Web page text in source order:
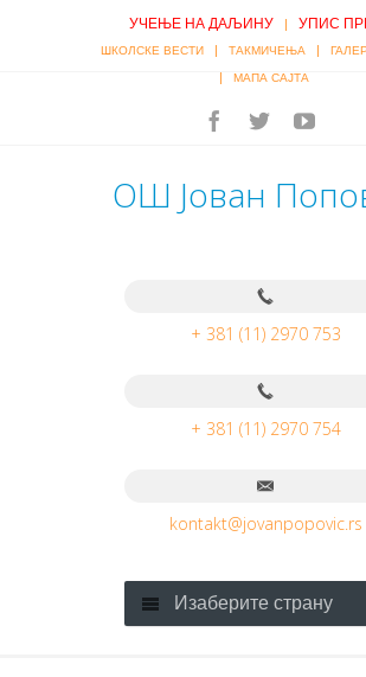
УЧЕЊЕ НА ДАЉИНУ | УПИС
ШКОЛСКЕ ВЕСТИ | ТАКМИЧЕЊА |
| МАПА САЈТА
ОШ Јован
+ 381 (11) 2970 753
+ 381 (11) 2970 754
kontakt@jovanpopovic.rs
Изаберите страну